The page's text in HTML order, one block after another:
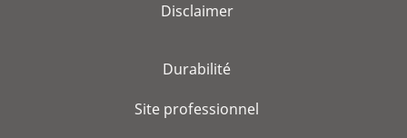
Disclaimer
Durabilité
Site professionnel